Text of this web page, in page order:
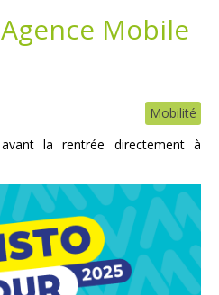
Mobile
Mobilité
la rentrée directement à